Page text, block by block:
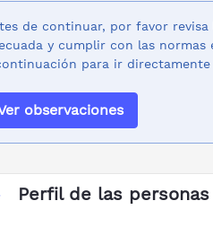
de continuar, por favor revisa
y cumplir con las
para ir directamente
observaciones
Perfil de las